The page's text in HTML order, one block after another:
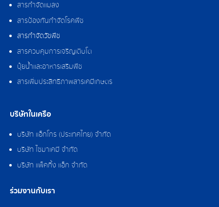
สารกำจัดแมลง
สารป้องกันกำจัดโรคพืช
สารกำจัดวัชพืช
สารควบคุมการเจริญเติบโต
ปุ๋ยน้ำและอาหารเสริมพืช
สารเพิ่มประสิทธิภาพสารเคมีเกษตร
บริษัทในเครือ
บริษัท แอ็กโกร (ประเทศไทย) จำกัด
บริษัท ไซมาเคมี จำกัด
บริษัท แพ็คกิ้ง แอ็ก จำกัด
ร่วมงานกับเรา